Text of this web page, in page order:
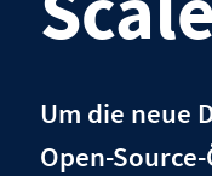
Um die neue
Open-